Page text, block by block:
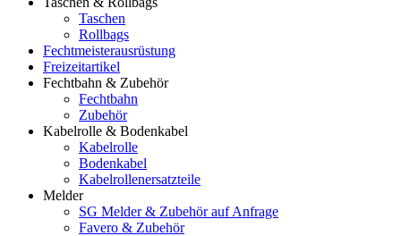
Taschen
Rollbags
Fechtmeisterausrüstung
Freizeitartikel
Fechtbahn & Zubehör
Fechtbahn
Zubehör
Kabelrolle & Bodenkabel
Kabelrolle
Bodenkabel
Kabelrollenersatzteile
Melder
SG Melder & Zubehör auf Anfrage
Favero & Zubehör